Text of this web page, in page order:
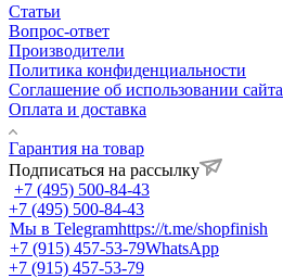
Статьи
Вопрос-ответ
Производители
Политика конфиденциальности
Соглашение об использовании сайта
Оплата и доставка
Гарантия на товар
Подписаться на рассылку
+7 (495) 500-84-43
+7 (495) 500-84-43
Мы в Telegramhttps://t.me/shopfinish
+7 (915) 457-53-79WhatsApp
+7 (915) 457-53-79